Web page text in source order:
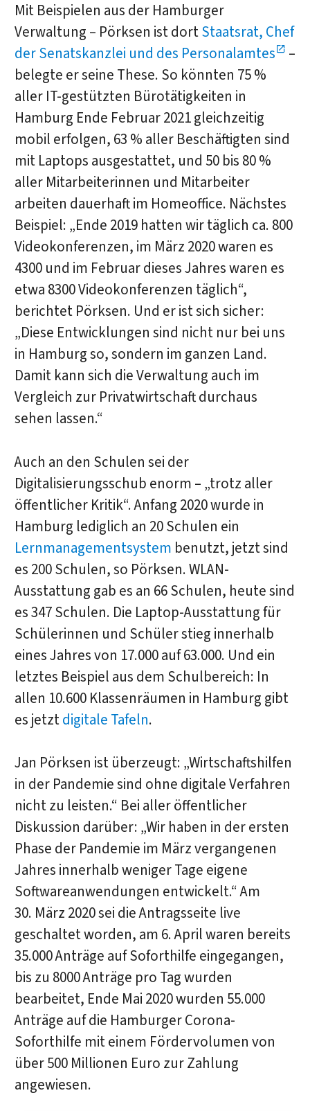
Mit Beispielen aus der Hamburger
Verwaltung – Pörksen ist dortStaatsrat, Chef
der Senatskanzlei und des Personalamtes
–
belegte er seine These. So könnten 75 %
aller IT-gestützten Bürotätigkeiten in
Hamburg Ende Februar 2021 gleichzeitig
mobil erfolgen, 63 % aller Beschäftigten sind
mit Laptops ausgestattet, und 50 bis 80 %
aller Mitarbeiterinnen und Mitarbeiter
arbeiten dauerhaft im Homeoffice. Nächstes
Beispiel: „Ende 2019 hatten wir täglich ca. 800
Videokonferenzen, im März 2020 waren es
4300 und im Februar dieses Jahres waren es
etwa 8300 Videokonferenzen täglich“,
berichtet Pörksen. Und er ist sich sicher:
„Diese Entwicklungen sind nicht nur bei uns
in Hamburg so, sondern im ganzen Land.
Damit kann sich die Verwaltung auch im
Vergleich zur Privatwirtschaft durchaus
sehen lassen.“
Auch an den Schulen sei der
Digitalisierungsschub enorm – „trotz aller
öffentlicher Kritik“. Anfang 2020 wurde in
Hamburg lediglich an 20 Schulen ein
Lernmanagementsystem benutzt, jetzt sind
es 200 Schulen, so Pörksen. WLAN-
Ausstattung gab es an 66 Schulen, heute sind
es 347 Schulen. Die Laptop-Ausstattung für
Schülerinnen und Schüler stieg innerhalb
eines Jahres von 17.000 auf 63.000. Und ein
letztes Beispiel aus dem Schulbereich: In
allen 10.600 Klassenräumen in Hamburg gibt
es jetztdigitale Tafeln.
Jan Pörksen ist überzeugt: „Wirtschaftshilfen
in der Pandemie sind ohne digitale Verfahren
nicht zu leisten.“ Bei aller öffentlicher
Diskussion darüber: „Wir haben in der ersten
Phase der Pandemie im März vergangenen
Jahres innerhalb weniger Tage eigene
Softwareanwendungen entwickelt.“ Am
30. März 2020 sei die Antragsseite live
geschaltet worden, am 6. April waren bereits
35.000 Anträge auf Soforthilfe eingegangen,
bis zu 8000 Anträge pro Tag wurden
bearbeitet, Ende Mai 2020 wurden 55.000
Anträge auf die Hamburger Corona-
Soforthilfe mit einem Fördervolumen von
über 500 Millionen Euro zur Zahlung
angewiesen.